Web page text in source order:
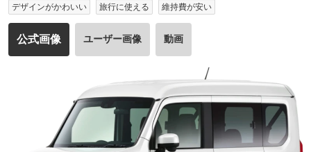
デザインがかわいい 旅行に使える 維持費が安い
公式画像 ユーザー画像 動画